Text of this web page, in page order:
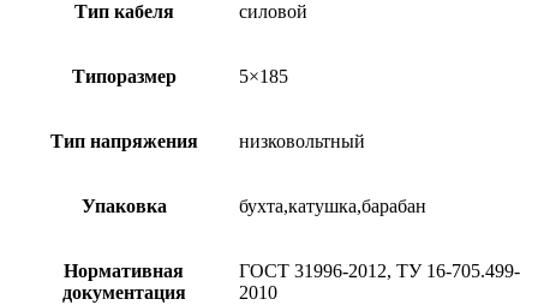
Тип кабеля силовой
Типоразмер 5×185
Тип напряжения низковольтный
Упаковка бухта,катушка,барабан
Нормативная
документация
ГОСТ 31996-2012, ТУ 16-705.499-
2010